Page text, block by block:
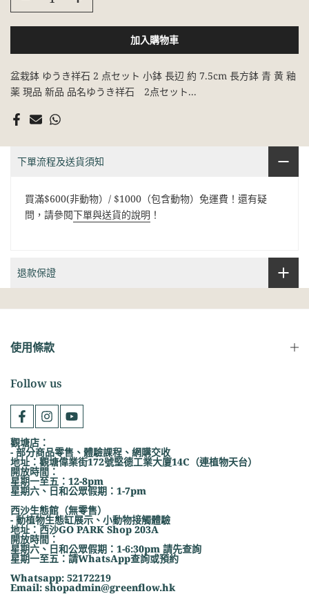
加入購物車
盆栽鉢 ゆうき祥石 2 点セット 小鉢 長辺 約 7.5cm 長方鉢 青 黄 釉
薬 現品 新品 品名ゆうき祥石 2点セット...
下單流程及送貨須知
買滿$600(非動物）/ $1000（包含動物）免運費！還有疑
問，請參閱下單與送貨的說明 ！
退款保證
使用條款
Follow us
觀塘店：
- 部分商品零售、體驗課程、網購交收
地址：觀塘偉業街172號堅德工業大廈14C（連植物天台）
開放時間：
星期一至五：12-8pm
星期六、日和公眾假期：1-7pm
西沙生態館（無零售）
- 動植物生態缸展示、小動物接觸體驗
地址：西沙GO PARK Shop 203A
開放時間：
星期六、日和公眾假期：1-6:30pm 請先查詢
星期一至五：請WhatsApp查詢或預約
Whatsapp: 52172219
Email: shopadmin@greenflow.hk